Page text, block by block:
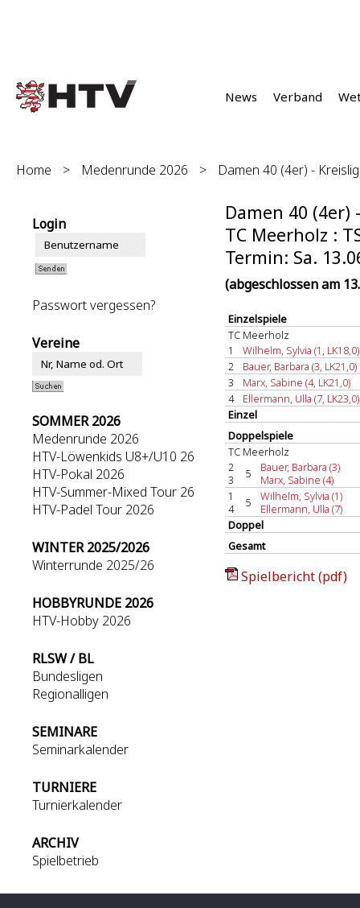
News Verband
Home > Medenrunde 2026 > Damen 40 (4er) -
Login
Passwort vergessen?
Vereine
SOMMER 2026
Medenrunde 2026
HTV-Löwenkids U8+/U10 26
HTV-Pokal 2026
HTV-Summer-Mixed Tour 26
HTV-Padel Tour 2026
WINTER 2025/2026
Winterrunde 2025/26
HOBBYRUNDE 2026
HTV-Hobby 2026
RLSW / BL
Bundesligen
Regionalligen
SEMINARE
Seminarkalender
TURNIERE
Turnierkalender
ARCHIV
Spielbetrieb
Damen 40 (4er)
TC Meerholz :
Termin: Sa.
(abgeschlossen am
Einzelspiele
TC Meerholz
1
Wilhelm, Sylvia (1, LK18,0)
2
Bauer, Barbara (3, LK21,0)
3
Marx, Sabine (4, LK21,0)
4
Ellermann, Ulla (7, LK23,0)
Einzel
Doppelspiele
TC Meerholz
2
3
5
Bauer, Barbara (3)
Marx, Sabine (4)
1
4
5
Wilhelm, Sylvia (1)
Ellermann, Ulla (7)
Doppel
Gesamt
Spielbericht (pdf)